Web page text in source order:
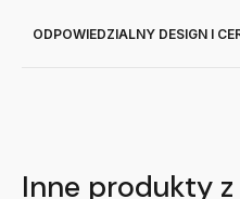
ODPOWIEDZIALNY DESIGN I
Inne produkty z